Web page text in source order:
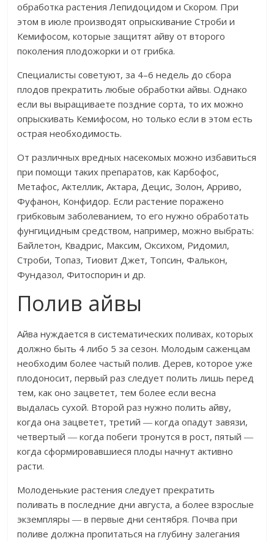
обработка растения Лепидоцидом и Скором. При
этом в июле производят опрыскивание Строби и
Кемифосом, которые защитят айву от второго
поколения плодожорки и от грибка.
Специалисты советуют, за 4–6 недель до сбора
плодов прекратить любые обработки айвы. Однако
если вы выращиваете поздние сорта, то их можно
опрыскивать Кемифосом, но только если в этом есть
острая необходимость.
От различных вредных насекомых можно избавиться
при помощи таких препаратов, как Карбофос,
Метафос, Актеллик, Актара, Децис, Золон, Арриво,
Фуфанон, Конфидор. Если растение поражено
грибковым заболеванием, то его нужно обработать
фунгицидным средством, например, можно выбрать:
Байлетон, Квадрис, Максим, Оксихом, Ридомил,
Строби, Топаз, Тиовит Джет, Топсин, Фалькон,
Фундазол, Фитоспорин и др.
Полив айвы
Айва нуждается в систематических поливах, которых
должно быть 4 либо 5 за сезон. Молодым саженцам
необходим более частый полив. Дерев, которое уже
плодоносит, первый раз следует полить лишь перед
тем, как оно зацветет, тем более если весна
выдалась сухой. Второй раз нужно полить айву,
когда она зацветет, третий ― когда опадут завязи,
четвертый ― когда побеги тронутся в рост, пятый ―
когда сформировавшиеся плоды начнут активно
расти.
Молоденькие растения следует прекратить
поливать в последние дни августа, а более взрослые
экземпляры ― в первые дни сентября. Почва при
поливе должна пропитаться на глубину залегания